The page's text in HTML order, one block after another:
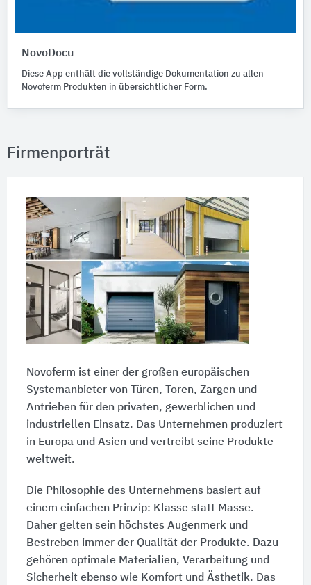
NovoDocu
Diese App enthält die vollständige Dokumentation zu allen
Novoferm Produkten in übersichtlicher Form.
Firmenporträt
Novoferm ist einer der großen europäischen
Systemanbieter von Türen, Toren, Zargen und
Antrieben für den privaten, gewerblichen und
industriellen Einsatz. Das Unternehmen produziert
in Europa und Asien und vertreibt seine Produkte
weltweit.
Die Philosophie des Unternehmens basiert auf
einem einfachen Prinzip: Klasse statt Masse.
Daher gelten sein höchstes Augenmerk und
Bestreben immer der Qualität der Produkte. Dazu
gehören optimale Materialien, Verarbeitung und
Sicherheit ebenso wie Komfort und Ästhetik. Das